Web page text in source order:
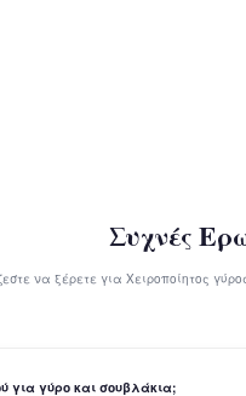
Συχνές
να ξέρετε για Χειροποίητος
για γύρο και σουβλάκια;